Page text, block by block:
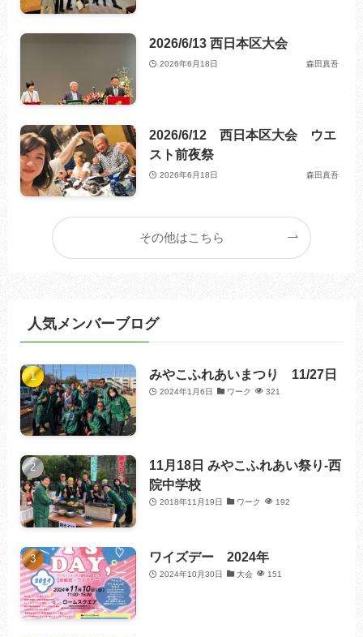
2026/6/13 西日本区大会
2026年6月18日 森田真吾
2026/6/12 西日本区大会 ウエ
スト前夜祭
2026年6月18日 森田真吾
その他はこちら
人気メンバーブログ
みやこふれあいまつり 11/27日
2024年1月6日 ワーク 321
11月18日 みやこふれあい祭り-西
院中学校
2018年11月19日 ワーク 192
ワイズデー 2024年
2024年10月30日 大会 151